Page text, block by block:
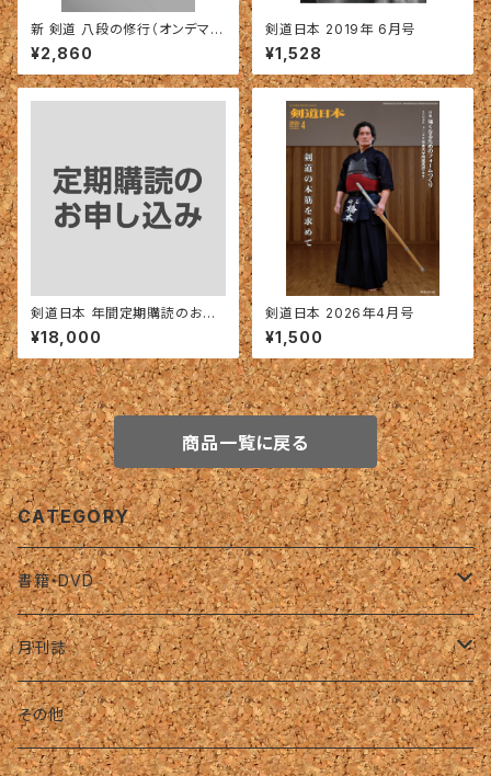
新 剣道 八段の修行（オンデマン
ド版）
¥2,860
剣道日本 2019年 6月号
¥1,528
剣道日本 年間定期購読のお申
し込み
¥18,000
剣道日本 2026年4月号
¥1,500
商品一覧に戻る
CATEGORY
書籍・DVD
名著復刻版（オンデマンド）
月刊誌
バックナンバー（復刊前）
その他